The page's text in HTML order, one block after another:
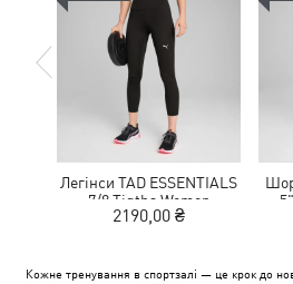
Легінси TAD ESSENTIALS
7/8 Tigths Women
2190,00 ₴
Кожне тренування в спортзалі — це крок до